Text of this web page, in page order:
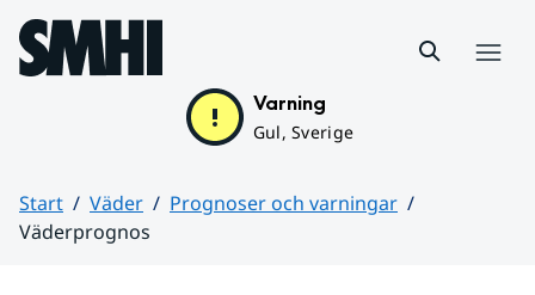
Hoppa till sidans innehåll
Varning
Gul, Sverige
Start Väder
Prognoser och varningar
Väderprognos